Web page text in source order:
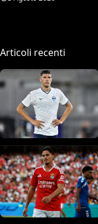
della Francia”
Articoli recenti